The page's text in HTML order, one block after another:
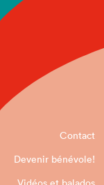
Contact
Devenir bénévole!